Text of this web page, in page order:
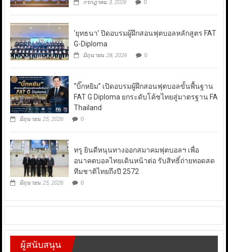
กรกฎาคม 3, 2026 0
‘ยุทธนา’ ปิดอบรมผู้ฝึกสอนฟุตบอลหลักสูตร FAT
G-Diploma
มิถุนายน 28, 2026 0
“บิ๊กหยิม” เปิดอบรมผู้ฝึกสอนฟุตบอลขั้นพื้นฐาน
FAT G Diploma ยกระดับโค้ชไทยสู่มาตรฐาน FA
Thailand
มิถุนายน 25, 2026 0
ทรู ยินดีหนุนทางออกสมาคมฟุตบอลฯ เพื่อ
อนาคตบอลไทยเดินหน้าต่อ รับสิทธิ์ถ่ายทอดสด
ทีมชาติไทยถึงปี 2572
มิถุนายน 25, 2026 0
ผู้สนับสนุน